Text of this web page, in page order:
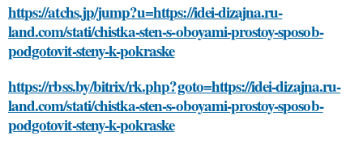
https://atchs.jp/jump?u=https://idei-dizajna.ru-
land.com/stati/chistka-sten-s-oboyami-prostoy-sposob-
podgotovit-steny-k-pokraske
https://rbss.by/bitrix/rk.php?goto=https://idei-dizajna.ru-
land.com/stati/chistka-sten-s-oboyami-prostoy-sposob-
podgotovit-steny-k-pokraske